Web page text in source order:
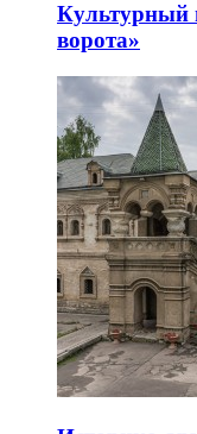
Культурный
ворота»